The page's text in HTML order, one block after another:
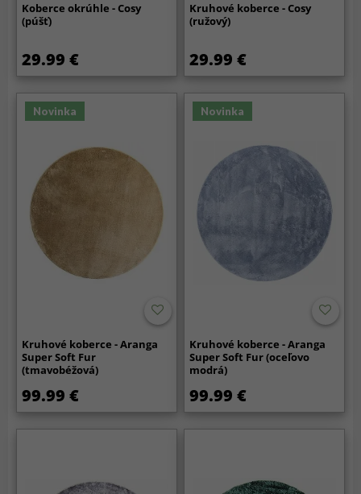
Koberce okrúhle - Cosy
(púšť)
29.99 €
Kruhové koberce - Cosy
(ružový)
29.99 €
Novinka
Kruhové koberce - Aranga
Super Soft Fur
(tmavobéžová)
99.99 €
Novinka
Kruhové koberce - Aranga
Super Soft Fur (oceľovo
modrá)
99.99 €